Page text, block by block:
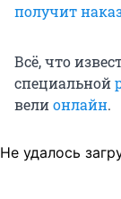
получит
Всё, что
специальной
велионлайн.
Не удалось